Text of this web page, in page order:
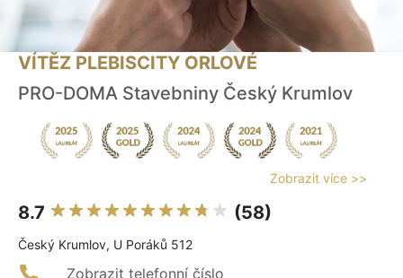
VÍTĚZ PLEBISCITY ORLOVÉ
PRO-DOMA Stavebniny Český Krumlov
Zobrazit více >>
8.7 (58)
Český Krumlov, U Poráků 512
Zobrazit telefonní číslo